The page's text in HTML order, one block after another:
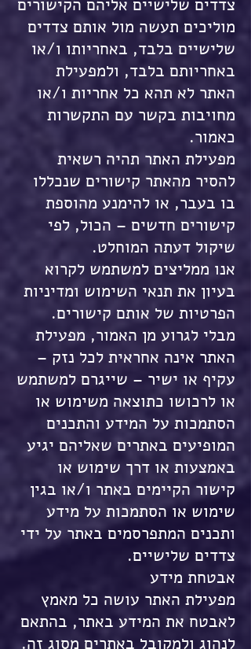
צדדים שלישיים אליהם הקישורים
מוליכים תעשה מול אותם צדדים
שלישיים בלבד, באחריותו ו/או
באחריותם בלבד, ולמפעילת
האתר לא תהא כל אחריות ו/או
מחויבות בקשר עם התקשרות
כאמור.
מפעילת האתר תהיה רשאית
להסיר מהאתר קישורים שנכללו
בו בעבר, או להימנע מהוספת
קישורים חדשים – הכול, לפי
שיקול דעתה המוחלט.
אנו ממליצים למשתמש לקרוא
בעיון את תנאי השימוש ומדיניות
הפרטיות של אותם קישורים.
מבלי לגרוע מן האמור, מפעילת
האתר אינה אחראית לכל נזק –
עקיף או ישיר – שייגרם למשתמש
או לרכושו כתוצאה משימוש או
הסתמכות על המידע והתכנים
המופיעים באתרים שאליהם יגיע
באמצעות או דרך שימוש או
קישור הקיימים באתר ו/או בגין
שימוש או הסתמכות על מידע
ותכנים המתפרסמים באתר על ידי
צדדים שלישיים.
אבטחת מידע
מפעילת האתר עושה כל מאמץ
לאבטח את המידע באתר, בהתאם
לנהוג ולמקובל באתרים מסוג זה.